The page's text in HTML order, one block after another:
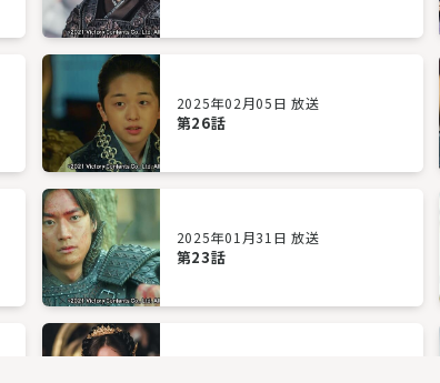
2025年02月05日 放送
第26話
2025年01月31日 放送
第23話